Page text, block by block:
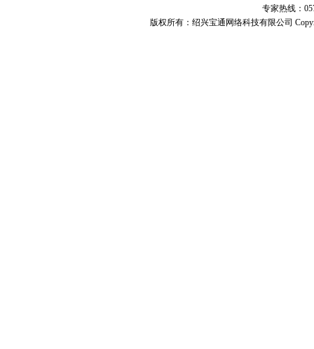
专家热线：
版权所有： 绍兴宝通网络科技有限公司